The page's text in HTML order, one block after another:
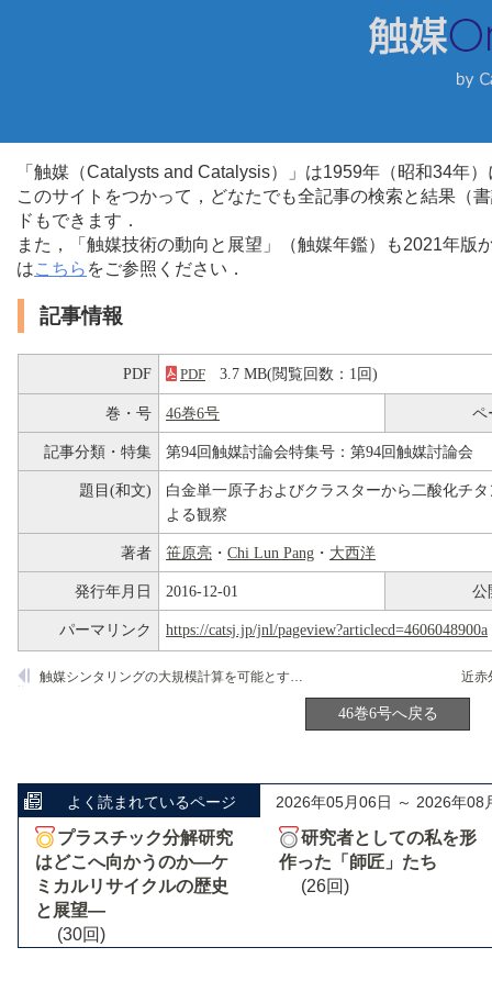
「触媒（Catalysts and Catalysis）」は1959年（昭和34年
このサイトをつかって，どなたでも全記事の検索と結果（
ドもできます．
また，「触媒技術の動向と展望」（触媒年鑑）も2021年
はこちら をご参照ください．
記事情報
PDF PDF 3.7 MB(閲覧回数：1回)
巻・号 46巻6号 ペ
記事分類・特集 第94回触媒討論会特集号：第94回触媒討論会
題目(和文)
白金単一原子およびクラスターから二酸化チ
よる観察
著者 笹原亮 ・ Chi Lun Pang ・ 大西洋
発行年月日 2016-12-01 公
パーマリンク https://catsj.jp/jnl/pageview?articlecd=4606048900a
触媒シンタリングの大規模計算を可能とする新規理論化学計算プログラムの開発と応用
46巻6号へ戻る
よく読まれているページ 2026年05月06日 ～ 2026年08
プラスチック分解研究
はどこへ向かうのか―ケ
ミカルリサイクルの歴史
と展望―
(30回)
研究者としての私を形
作った「師匠」たち
(26回)